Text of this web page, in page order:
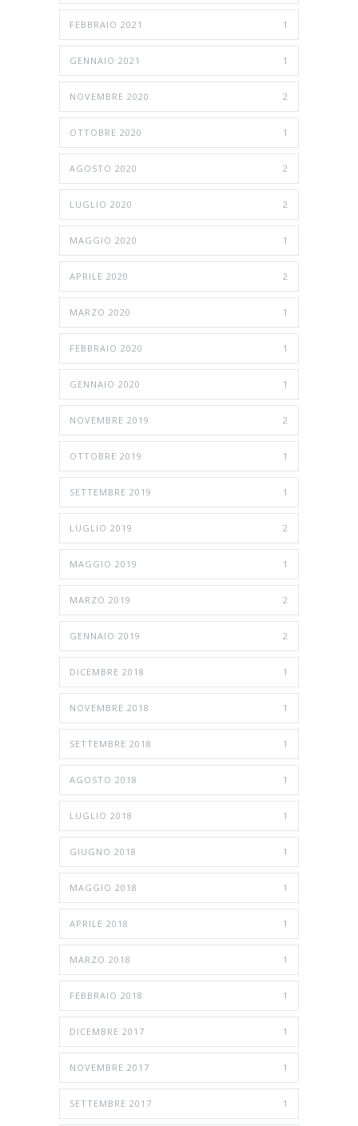
FEBBRAIO 2021 1
GENNAIO 2021 1
NOVEMBRE 2020 2
OTTOBRE 2020 1
AGOSTO 2020 2
LUGLIO 2020 2
MAGGIO 2020 1
APRILE 2020 2
MARZO 2020 1
FEBBRAIO 2020 1
GENNAIO 2020 1
NOVEMBRE 2019 2
OTTOBRE 2019 1
SETTEMBRE 2019 1
LUGLIO 2019 2
MAGGIO 2019 1
MARZO 2019 2
GENNAIO 2019 2
DICEMBRE 2018 1
NOVEMBRE 2018 1
SETTEMBRE 2018 1
AGOSTO 2018 1
LUGLIO 2018 1
GIUGNO 2018 1
MAGGIO 2018 1
APRILE 2018 1
MARZO 2018 1
FEBBRAIO 2018 1
DICEMBRE 2017 1
NOVEMBRE 2017 1
SETTEMBRE 2017 1